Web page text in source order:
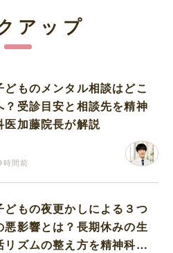
アップ
どものメンタル相談はどこ
？受診目安と相談先を精神
医加藤院長が解説
時間前
どもの夜更かしによる３つ
悪影響とは？長期休みの生
リズムの整え方を精神科医